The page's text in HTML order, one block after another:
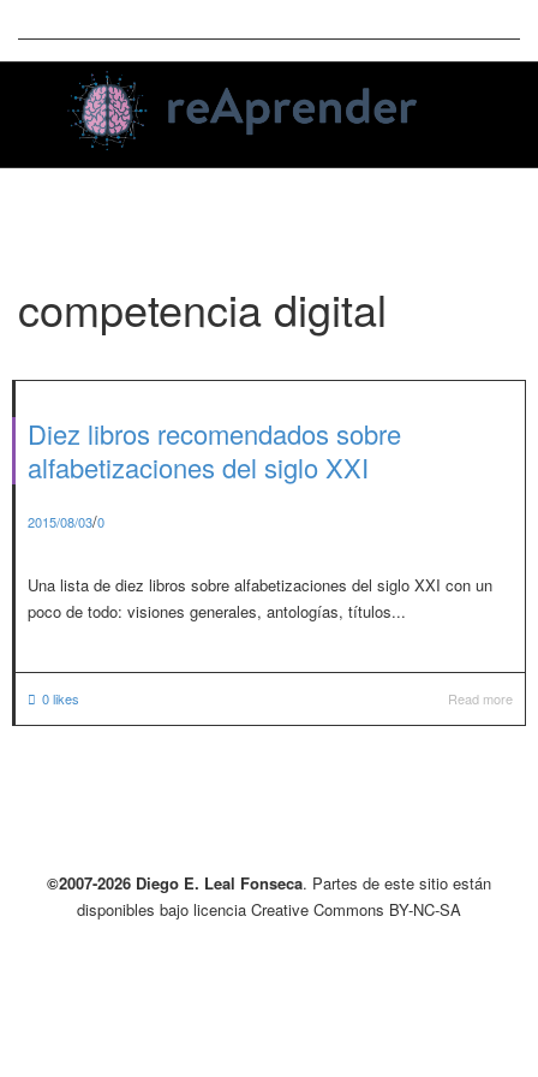
competencia digital
Diez libros recomendados sobre
alfabetizaciones del siglo XXI
2015/08/03/0
Una lista de diez libros sobre alfabetizaciones del siglo XXI con un
poco de todo: visiones generales, antologías, títulos...
0likes Read more
©2007-2026 Diego E. Leal Fonseca. Partes de este sitio están
disponibles bajo licencia Creative Commons BY-NC-SA